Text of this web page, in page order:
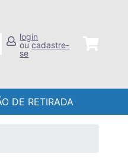
login
oucadastre-
se
DE RETIRADA